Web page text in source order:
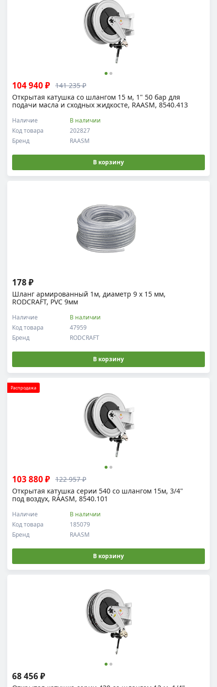
Открытая катушка со шлангом 15 м, 1" 50 бар для
подачи масла и сходных жидкосте, RAASM, 8540.413
Код товара 202827
Наличие В наличии
Бренд RAASM
104 940 ₽ 141 235 ₽
В корзину
Шланг армированный 1м, диаметр 9 х 15 мм,
RODCRAFT, PVC 9мм
Код товара 47959
Наличие В наличии
Бренд RODCRAFT
178 ₽
В корзину
Распродажа
Открытая катушка серии 540 со шлангом 15м, 3/4"
под воздух, RAASM, 8540.101
Код товара 185079
Наличие В наличии
Бренд RAASM
103 880 ₽ 122 957 ₽
В корзину
68 456 ₽